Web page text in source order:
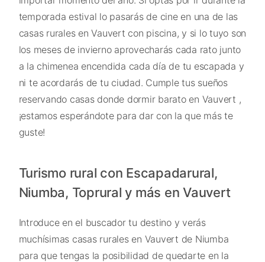
temporada estival lo pasarás de cine en una de las
casas rurales en Vauvert con piscina, y si lo tuyo son
los meses de invierno aprovecharás cada rato junto
a la chimenea encendida cada día de tu escapada y
ni te acordarás de tu ciudad. Cumple tus sueños
reservando casas donde dormir barato en Vauvert ,
¡estamos esperándote para dar con la que más te
guste!
Turismo rural con Escapadarural,
Niumba, Toprural y más en Vauvert
Introduce en el buscador tu destino y verás
muchísimas casas rurales en Vauvert de Niumba
para que tengas la posibilidad de quedarte en la